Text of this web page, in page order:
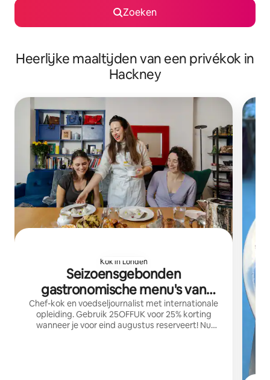
Zoeken
Heerlijke maaltijden van een privékok in
Hackney
Kok in Londen
Seizoensgebonden
gastronomische menu's van
chef-kok Anna Jane
Chef-kok en voedseljournalist met internationale
opleiding. Gebruik 25OFFUK voor 25% korting
wanneer je voor eind augustus reserveert! Nu